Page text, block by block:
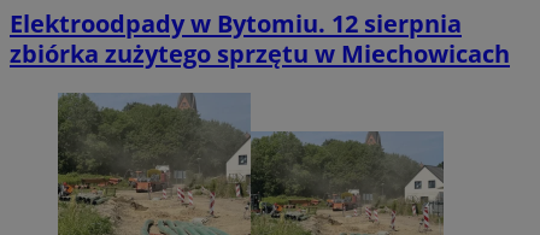
Elektroodpady w Bytomiu. 12 sierpnia
zbiórka zużytego sprzętu w Miechowicach